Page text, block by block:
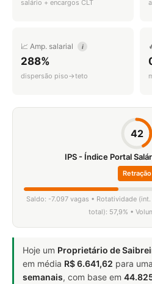
salário + encargos CLT
📈 Amp. salarial i
288%
dispersão piso→teto
42
IPS - Índice Portal
Retração
Saldo: -7.097 vagas • Rotatividade
total): 57,9% •
Hoje um Proprietário de
em média R$ 6.641,62 para
semanais, com base em